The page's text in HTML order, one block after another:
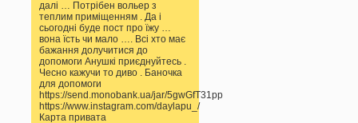
далі … Потрібен вольер з
теплим приміщенням . Да і
сьогодні буде пост про їжу …
вона їсть чи мало …. Всі хто має
бажання долучитися до
допомоги Анушкі приєднуйтесь .
Чесно кажучи то диво . Баночка
для допомоги
https://send.monobank.ua/jar/5gwGfT31pp
https://www.instagram.com/daylapu_/
Карта привата